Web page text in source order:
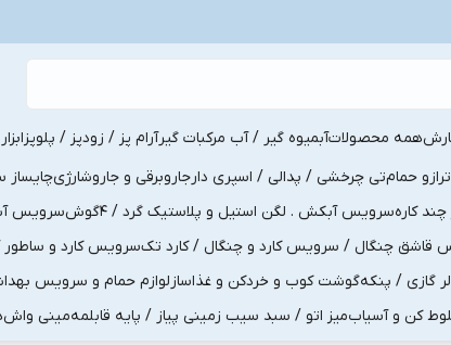
همه محصولاتآبمیوه گیر / آب مرکبات گیرآرام پز / زودپز / پلوپز
حمامتی چرخشی / پدالی / اسپری دارجاروبرقی و جاروشارژیچایساز
کارهسرویس آبکش . لگن استیل و پلاستیک گرد / 4گوش سرویس
قاشق چنگال / سرویس کارد و چنگال / کارد تکسرویس کارد و ساطور
گازی / پنکهگوشت کوب و خردکن و غذاسازلوازم حمام و سرویس
کن و آسیابمیز اتو / سبد سیب زمینی پیاز / پایه قابلمهمینی واش